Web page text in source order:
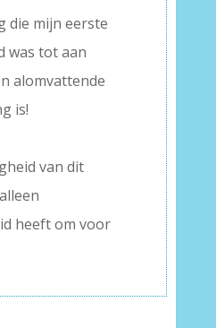
die mijn eerste
was tot aan
alomvattende
is!
van dit
heeft om voor